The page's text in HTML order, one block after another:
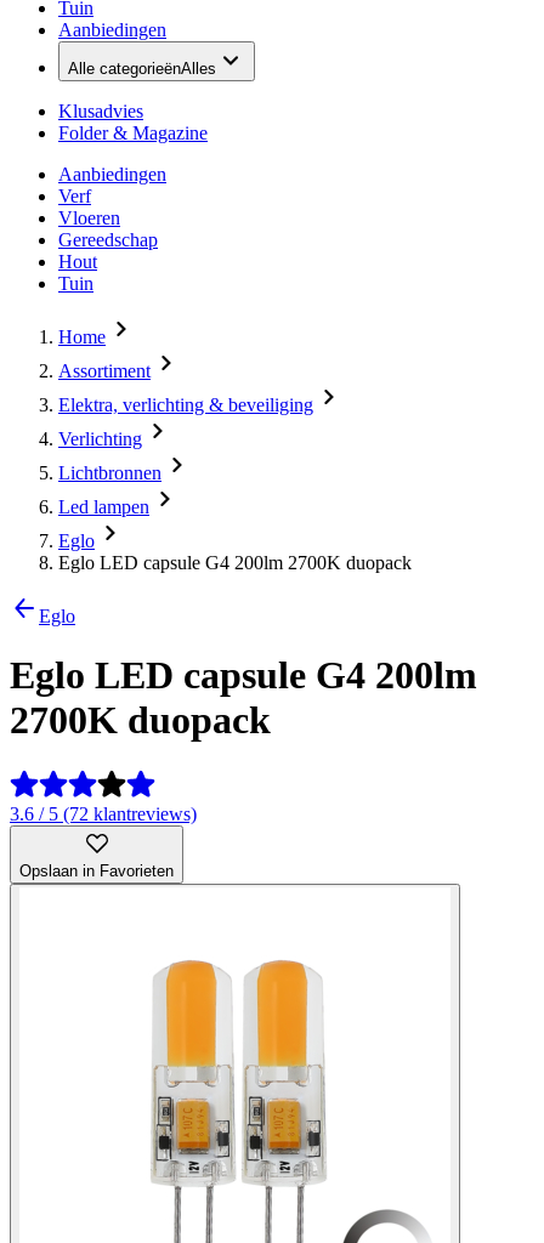
Tuin
Aanbiedingen
Alle categorieënAlles
Klusadvies
Folder & Magazine
Aanbiedingen
Verf
Vloeren
Gereedschap
Hout
Tuin
Home
Assortiment
Elektra, verlichting & beveiliging
Verlichting
Lichtbronnen
Led lampen
Eglo
Eglo LED capsule G4 200lm 2700K duopack
Eglo
Eglo LED capsule G4 200lm
2700K duopack
3.6 / 5 (72 klantreviews)
Opslaan in Favorieten